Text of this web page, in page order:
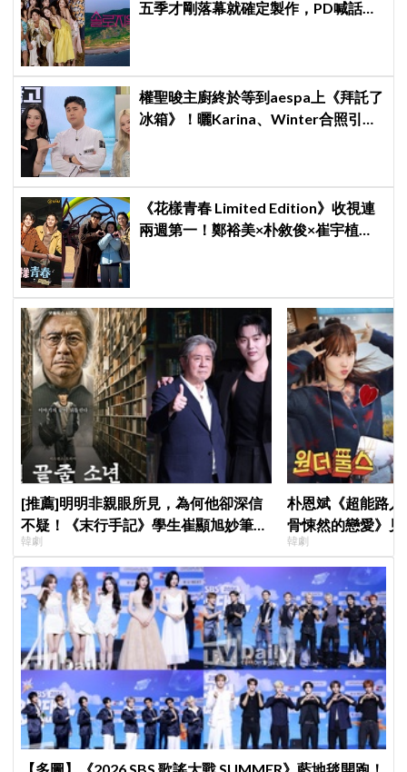
五季才剛落幕就確定製作，PD喊話：
權聖晙主廚終於等到aespa上《拜託了
冰箱》！曬Karina、Winter合照引爆
《花樣青春 Limited Edition》收視連
兩週第一！鄭裕美×朴敘俊×崔宇植窮
[推薦]明明非親眼所見，為何他卻深信
不疑！《末行手記》學生崔顯旭妙筆生
花讓老師崔岷植一步步深陷
韓劇
朴恩斌《超能路
骨悚然的戀愛》
演技獲讚「信看演
韓劇
【多圖】《2026 SBS 歌謠大戰 SUMMER》藍地毯開跑！